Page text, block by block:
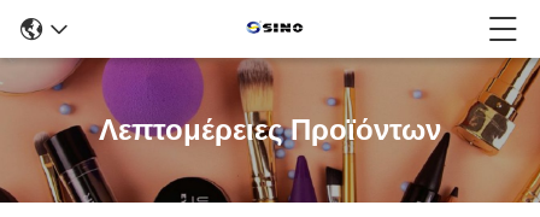
Λεπτομέρειες Προϊόντων